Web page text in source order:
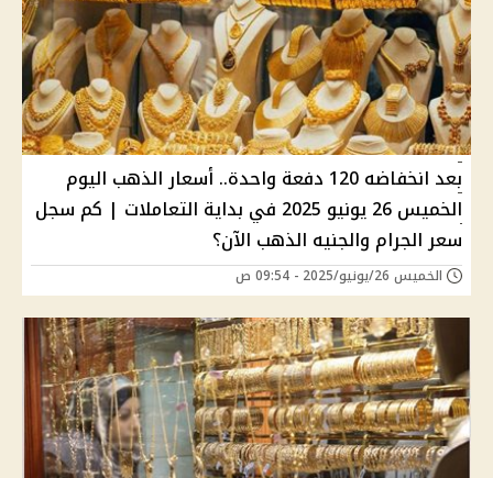
بعد انخفاضه 120 دفعة واحدة.. أسعار الذهب اليوم
الخميس 26 يونيو 2025 في بداية التعاملات | كم سجل
سعر الجرام والجنيه الذهب الآن؟
الخميس 26/يونيو/2025 - 09:54 ص